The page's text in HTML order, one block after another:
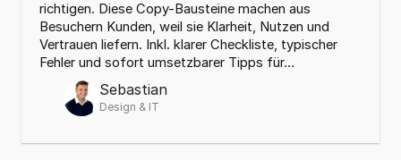
richtigen. Diese Copy-Bausteine machen aus
Besuchern Kunden, weil sie Klarheit, Nutzen und
Vertrauen liefern. Inkl. klarer Checkliste, typischer
Fehler und sofort umsetzbarer Tipps für…
Sebastian
Design & IT